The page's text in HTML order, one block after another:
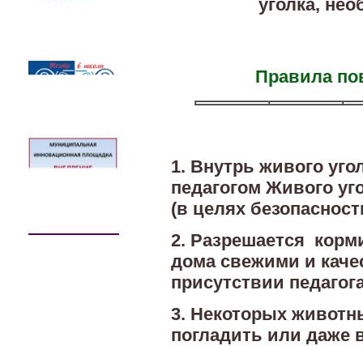
уголка,
Правила
1. Внутрь живого
педагогом Живого
(в целях
2. Разрешается
дома свежими и
присутствии
3. Некоторых
погладить или даже